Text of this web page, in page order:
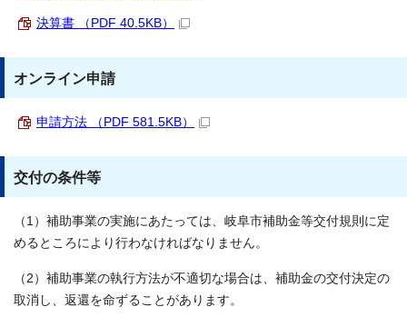
決算書 （PDF 40.5KB）
オンライン申請
申請方法 （PDF 581.5KB）
交付の条件等
（1）補助事業の実施にあたっては、岐阜市補助金等交付規則に定
めるところにより行わなければなりません。
（2）補助事業の執行方法が不適切な場合は、補助金の交付決定の
取消し、返還を命ずることがあります。